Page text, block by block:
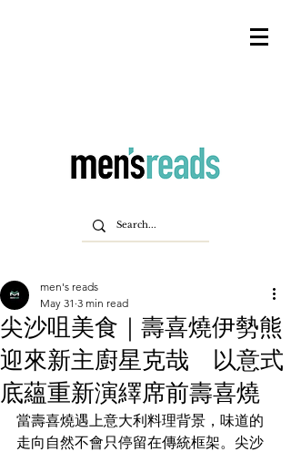
尖沙咀美食｜壽喜燒伊勢熊
迎來新主廚星克哉 以意式
底蘊重新演繹席前壽喜燒
men's reads
May 31 3 min read
當壽喜燒遇上意大利料理背景，味道的
走向自然不會只停留在傳統框架。尖沙